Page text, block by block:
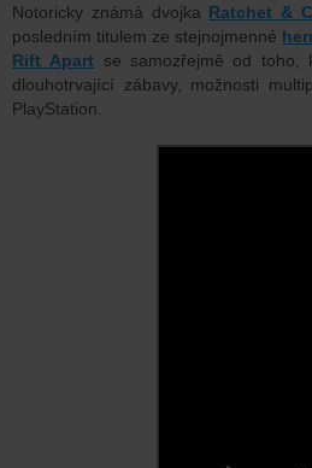
Notoricky známá dvojka Ratchet &
posledním titulem ze stejnojmenné
Rift Apart se samozřejmě od toho,
dlouhotrvající zábavy, možnosti
PlayStation.